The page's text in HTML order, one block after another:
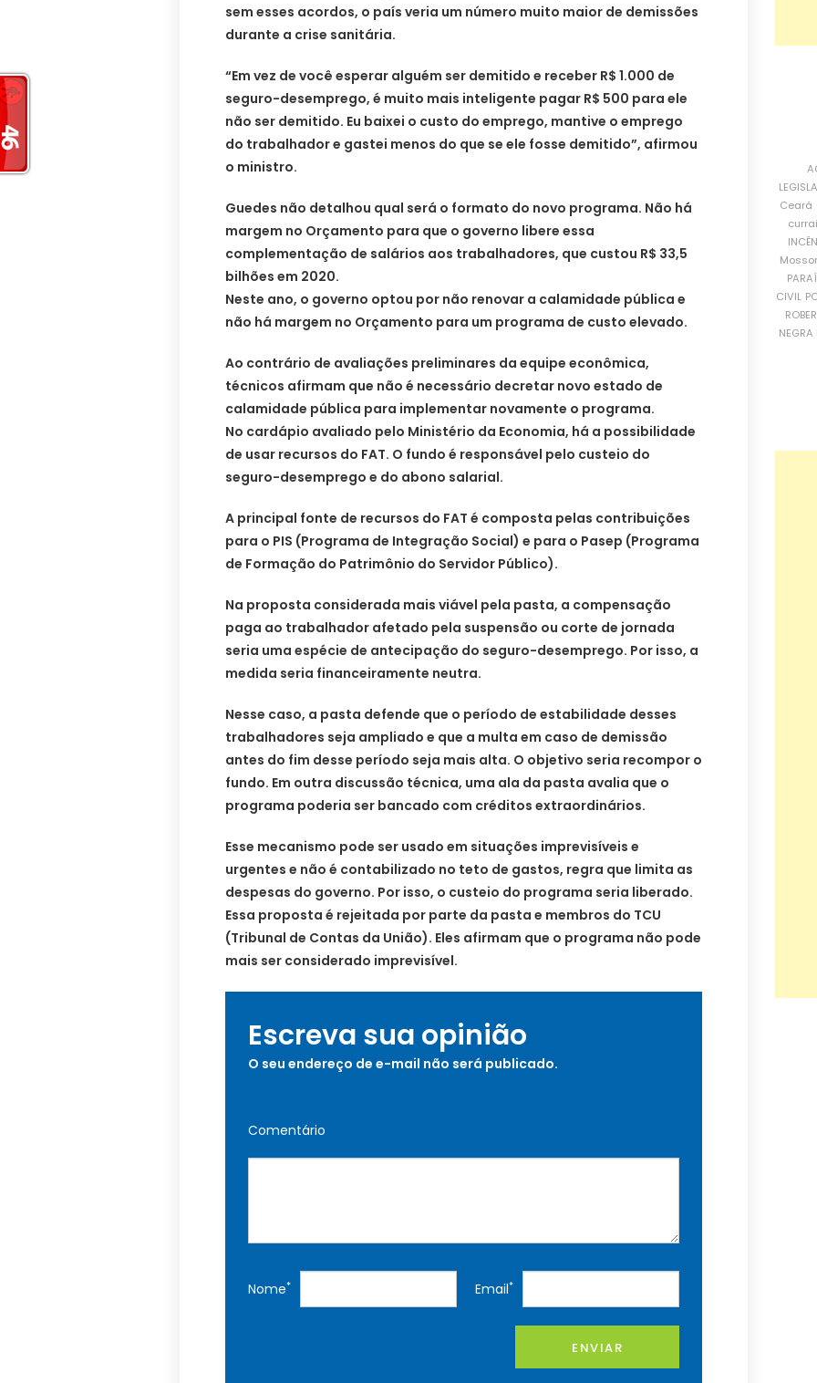
sem esses acordos, o país veria um número muito maior de demissões
durante a crise sanitária.
“Em vez de você esperar alguém ser demitido e receber R$ 1.000 de
seguro-desemprego, é muito mais inteligente pagar R$ 500 para ele
não ser demitido. Eu baixei o custo do emprego, mantive o emprego
do trabalhador e gastei menos do que se ele fosse demitido”, afirmou
o ministro.
Guedes não detalhou qual será o formato do novo programa. Não há
margem no Orçamento para que o governo libere essa
complementação de salários aos trabalhadores, que custou R$ 33,5
bilhões em 2020.
Neste ano, o governo optou por não renovar a calamidade pública e
não há margem no Orçamento para um programa de custo elevado.
Ao contrário de avaliações preliminares da equipe econômica,
técnicos afirmam que não é necessário decretar novo estado de
calamidade pública para implementar novamente o programa.
No cardápio avaliado pelo Ministério da Economia, há a possibilidade
de usar recursos do FAT. O fundo é responsável pelo custeio do
seguro-desemprego e do abono salarial.
A principal fonte de recursos do FAT é composta pelas contribuições
para o PIS (Programa de Integração Social) e para o Pasep (Programa
de Formação do Patrimônio do Servidor Público).
Na proposta considerada mais viável pela pasta, a compensação
paga ao trabalhador afetado pela suspensão ou corte de jornada
seria uma espécie de antecipação do seguro-desemprego. Por isso, a
medida seria financeiramente neutra.
Nesse caso, a pasta defende que o período de estabilidade desses
trabalhadores seja ampliado e que a multa em caso de demissão
antes do fim desse período seja mais alta. O objetivo seria recompor o
fundo. Em outra discussão técnica, uma ala da pasta avalia que o
programa poderia ser bancado com créditos extraordinários.
Esse mecanismo pode ser usado em situações imprevisíveis e
urgentes e não é contabilizado no teto de gastos, regra que limita as
despesas do governo. Por isso, o custeio do programa seria liberado.
Essa proposta é rejeitada por parte da pasta e membros do TCU
(Tribunal de Contas da União). Eles afirmam que o programa não pode
mais ser considerado imprevisível.
Escreva sua opinião
O seu endereço de e-mail não será publicado.
Comentário
Nome* Email*
ENVIAR
Ceará
CIVIL
NEGRA